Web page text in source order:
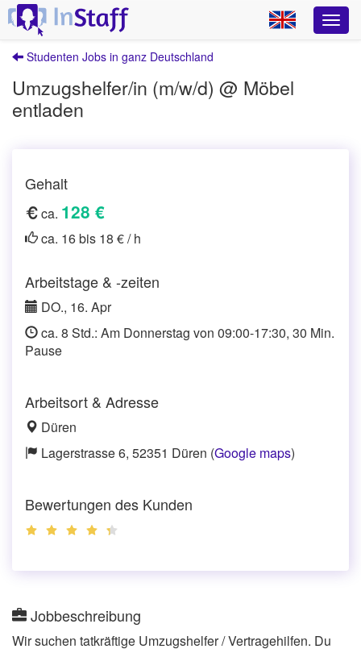
Studenten Jobs in ganz Deutschland
Umzugshelfer/in (m/w/d) @ Möbel
entladen
Gehalt
ca. 128 €
ca. 16 bis 18 € / h
Arbeitstage & -zeiten
DO., 16. Apr
ca. 8 Std.: Am Donnerstag von 09:00-17:30, 30 Min.
Pause
Arbeitsort & Adresse
Düren
Lagerstrasse 6, 52351 Düren (Google maps)
Bewertungen des Kunden
Jobbeschreibung
Wir suchen tatkräftige Umzugshelfer / Vertragehilfen. Du